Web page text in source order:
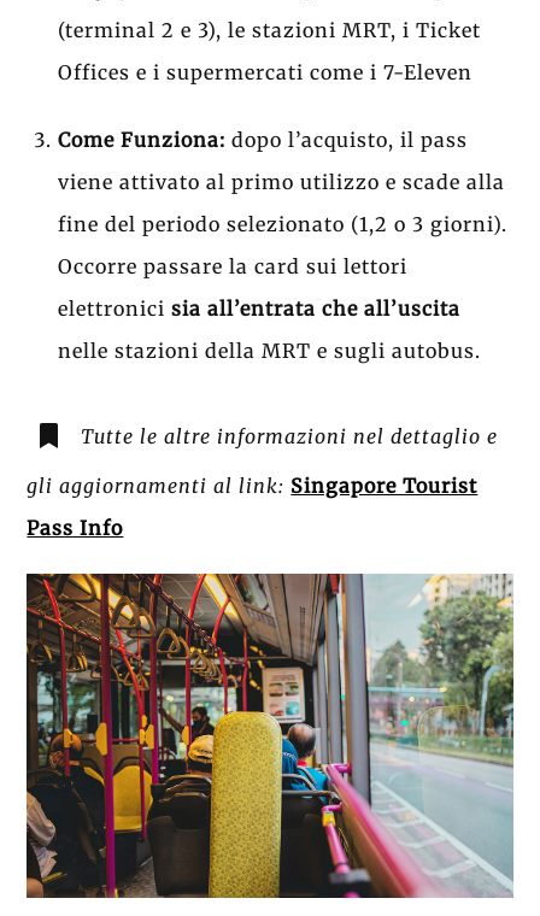
(terminal 2 e 3), le stazioni MRT, i Ticket
Offices e i supermercati come i 7-Eleven
Come Funziona: dopo l’acquisto, il pass
viene attivato al primo utilizzo e scade alla
fine del periodo selezionato (1,2 o 3 giorni).
Occorre passare la card sui lettori
elettronici sia all’entrata che all’uscita
nelle stazioni della MRT e sugli autobus.
Tutte le altre informazioni nel dettaglio e
gli aggiornamenti al link: Singapore Tourist
Pass Info